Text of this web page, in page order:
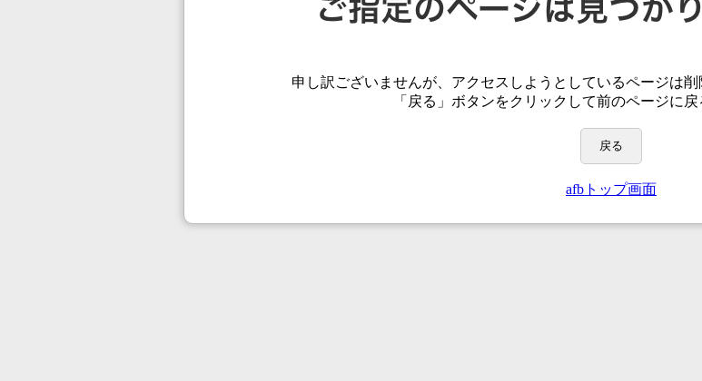
申し訳ございませんが、アクセスしようとしているページは削
「戻る」ボタンをクリックして前のページに戻
戻る
afbトップ画面